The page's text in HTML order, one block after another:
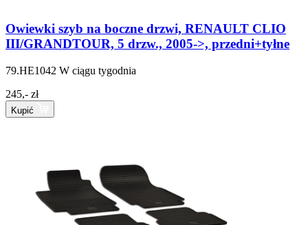
Owiewki szyb na boczne drzwi, RENAULT CLIO
III/GRANDTOUR, 5 drzw., 2005->, przedni+tyłne
79.HE1042 W ciągu tygodnia
245,- zł
Kupić